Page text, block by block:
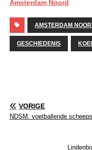
Amsterdam Noord
AMSTERDAM
GESCHIEDENIS
VORIGE
NDSM: voetballende